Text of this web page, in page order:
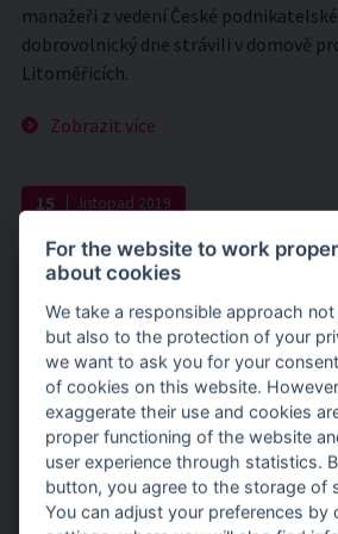
manažeři z vedení České
dobrovolnický dne strávili v domově
Litoměřicích.
Zobrazit více
15 listopad 2019
DOBROVOLNICI Z ČPP
PŘÍRODĚ
Dobrovolníci spolu s ochranáři
aby pomohli ohrožené bělozářce
ve Středočeském kraji.
Zobrazit více
11 listopad2019
For the website to work
about cookies
We take a responsible approach
but also to the protection of your
we want to ask you for your
of cookies on this website.
exaggerate their use and cookies
proper functioning of the website
user experience through statistics.
button, you agree to the storage of
You can adjust your preferences by